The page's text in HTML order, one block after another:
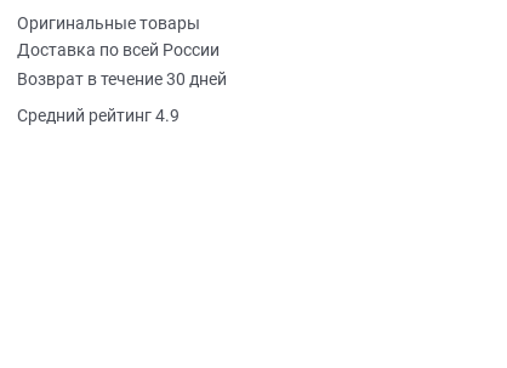
Оригинальные товары
Доставка по всей Pоссии
Возврат в течение 30 дней
Средний рейтинг 4.9